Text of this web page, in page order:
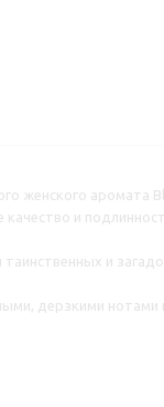
женского аромата
и
и
дерзкими